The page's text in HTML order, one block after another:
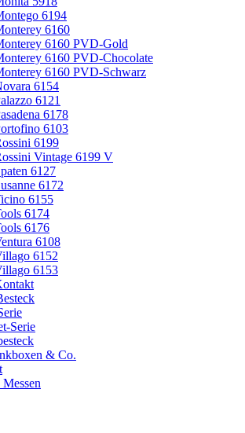
6194
6160
6160 PVD-Gold
6160 PVD-Chocolate
6160 PVD-Schwarz
6154
6121
6178
6103
6199
Vintage 6199 V
6127
6172
6155
6174
6176
6108
6152
6153
Serie
& Co.